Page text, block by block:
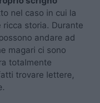
nel caso in cui la
ricca storia. Durante
andare ad
magari ci sono
totalmente
trovare lettere,